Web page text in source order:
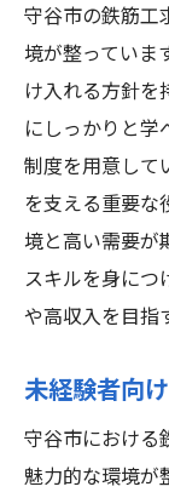
鉄筋工の
スタート
未経
る第
守谷
ポイ
未経
ート
験者
未経
るには
守谷市の鉄筋工
境が整っていま
け入れる方針
にしっかりと
制度を用意して
を支える重要な
境と高い需要が
スキルを身につ
や高収入を目指
未経験者向
守谷市における
魅力的な環境が